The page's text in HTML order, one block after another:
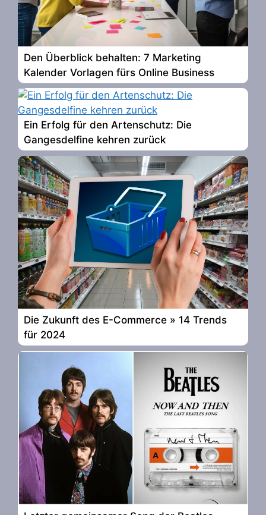
Den Überblick behalten: 7 Marketing
Kalender Vorlagen fürs Online Business
Ein Erfolg für den Artenschutz: Die
Gangesdelfine kehren zurück
Die Zukunft des E-Commerce » 14 Trends
für 2024